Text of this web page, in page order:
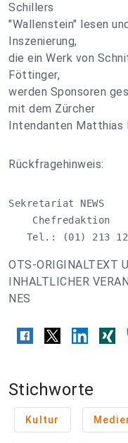
Schillers
"Wallenstein" lesen
Inszenierung,
die ein Werk von
Föttinger,
werden Sponsoren
mit dem Zürcher
Intendanten Matthias
Rückfragehinweis:
Sekretariat NEWS
    Chefredaktion
Tel.: (01) 213
OTS-ORIGINALTEXT
INHALTLICHER
NES
Stichworte
Kultur